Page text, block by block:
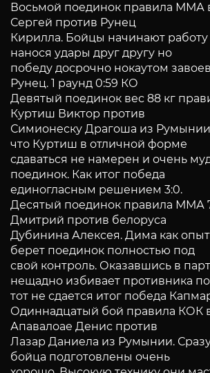
Восьмой поединок правила ММА
Сергей против Рунец
Кирилла. Бойцы начинают работу
нанося удары друг другу но
победу досрочно нокаутом
Рунец. 1 раунд 0:59 КО
Девятый поединок вес 88 кг
Куртиш Виктор против
Симионеску Драгоша из
что Куртиш в отличной форме
сдаваться не намерен и очень
поединок. Как итог победа
единогласным решением 3:0.
Десятый поединок правила ММА
Дмитрий против белоруса
Дубинина Алексея. Дима как
берет поединок полностью под
свой контроль. Оказавшись в
нещадно избивает противника
тот не сдается итог победа
Одиннадцатый бой правила КОК
Апавалоае Денис против
Лазар Даниела из Румынии.
бойца подготовлены очень